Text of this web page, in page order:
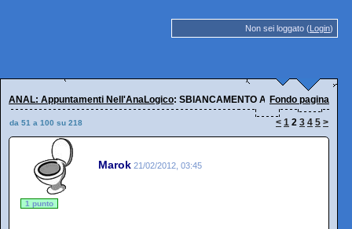
Non sei loggato (Login)
ANAL: Appuntamenti Nell'AnaLogico: SBIANCAMENTO ANALEFondo pagina
da 51 a 100 su 218 < 1 2 3 4 5 >
Marok 21/02/2012, 03:45
1 punto